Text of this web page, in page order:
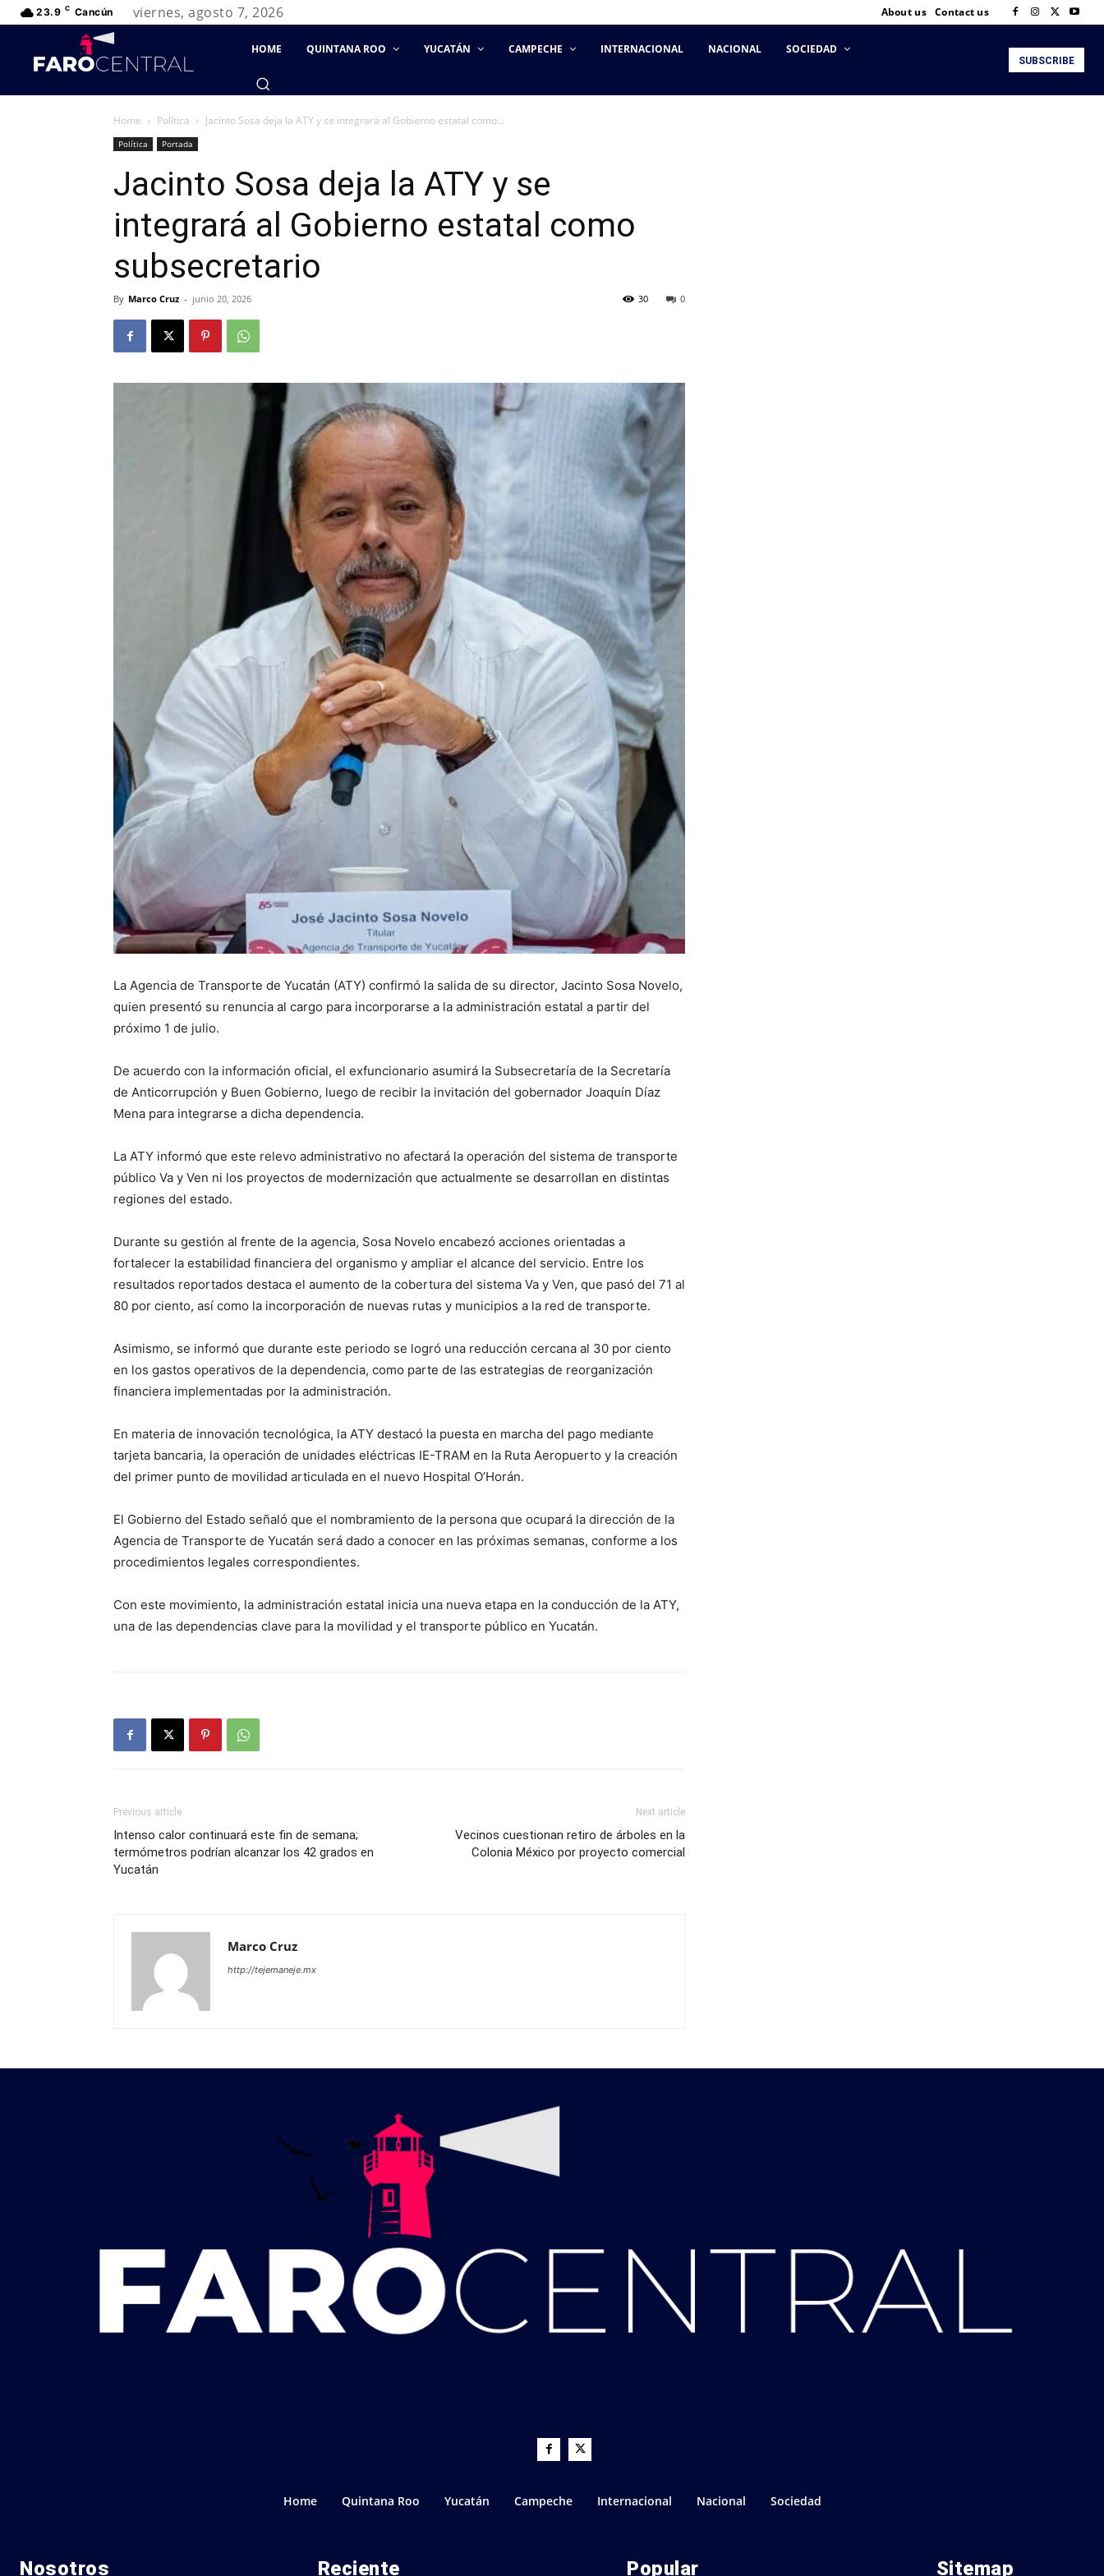
23.9 C Cancún viernes, agosto 7, 2026 About us Contact us
HOME QUINTANA ROO YUCATÁN CAMPECHE INTERNACIONAL NACIONAL SOCIEDAD
SUBSCRIBE
Home Política Jacinto Sosa deja la ATY y se integrará al Gobierno estatal como...
Política Portada
Jacinto Sosa deja la ATY y se
integrará al Gobierno estatal como
subsecretario
By Marco Cruz - junio 20, 2026 0
30
La Agencia de Transporte de Yucatán (ATY) confirmó la salida de su director, Jacinto Sosa Novelo,
quien presentó su renuncia al cargo para incorporarse a la administración estatal a partir del
próximo 1 de julio.
De acuerdo con la información oficial, el exfuncionario asumirá la Subsecretaría de la Secretaría
de Anticorrupción y Buen Gobierno, luego de recibir la invitación del gobernador Joaquín Díaz
Mena para integrarse a dicha dependencia.
La ATY informó que este relevo administrativo no afectará la operación del sistema de transporte
público Va y Ven ni los proyectos de modernización que actualmente se desarrollan en distintas
regiones del estado.
Durante su gestión al frente de la agencia, Sosa Novelo encabezó acciones orientadas a
fortalecer la estabilidad financiera del organismo y ampliar el alcance del servicio. Entre los
resultados reportados destaca el aumento de la cobertura del sistema Va y Ven, que pasó del 71 al
80 por ciento, así como la incorporación de nuevas rutas y municipios a la red de transporte.
Asimismo, se informó que durante este periodo se logró una reducción cercana al 30 por ciento
en los gastos operativos de la dependencia, como parte de las estrategias de reorganización
financiera implementadas por la administración.
En materia de innovación tecnológica, la ATY destacó la puesta en marcha del pago mediante
tarjeta bancaria, la operación de unidades eléctricas IE-TRAM en la Ruta Aeropuerto y la creación
del primer punto de movilidad articulada en el nuevo Hospital O’Horán.
El Gobierno del Estado señaló que el nombramiento de la persona que ocupará la dirección de la
Agencia de Transporte de Yucatán será dado a conocer en las próximas semanas, conforme a los
procedimientos legales correspondientes.
Con este movimiento, la administración estatal inicia una nueva etapa en la conducción de la ATY,
una de las dependencias clave para la movilidad y el transporte público en Yucatán.
Previous article
Intenso calor continuará este fin de semana;
termómetros podrían alcanzar los 42 grados en
Yucatán
Next article
Vecinos cuestionan retiro de árboles en la
Colonia México por proyecto comercial
Marco Cruz
http://tejemaneje.mx
Home Quintana Roo Yucatán Campeche Internacional Nacional Sociedad
Nosotros Reciente Popular Sitemap